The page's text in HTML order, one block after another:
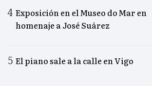
Exposición en el Museo do Mar en
homenaje a José Suárez
El piano sale a la calle en Vigo